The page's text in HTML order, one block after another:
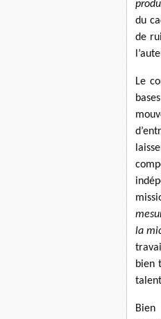
du
de
Le
la
bien